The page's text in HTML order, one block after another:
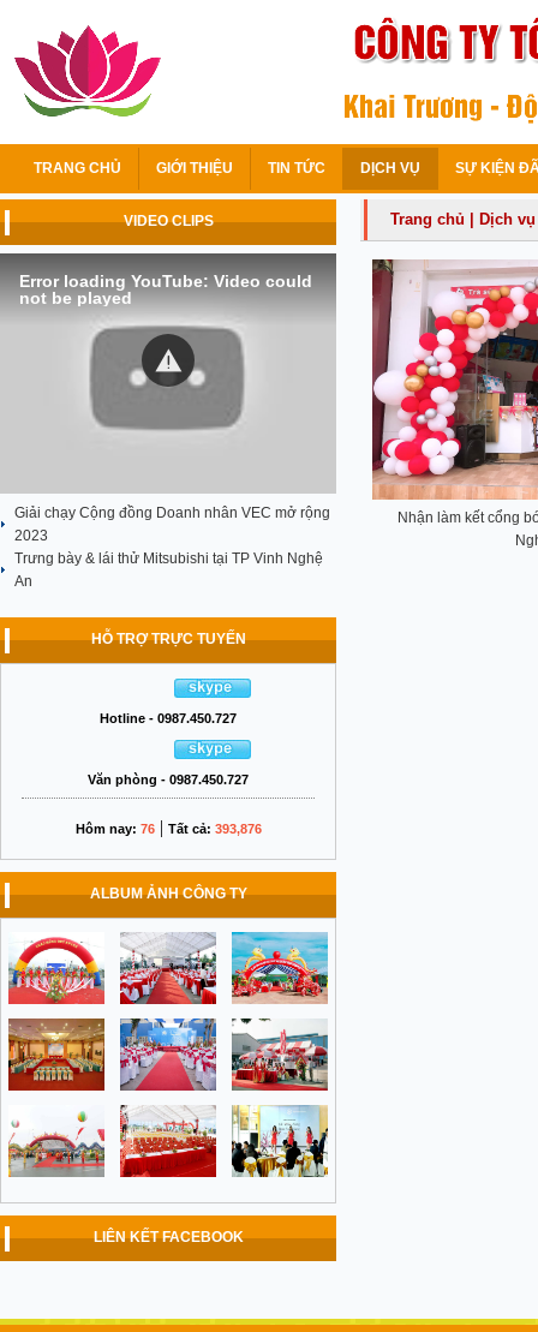
TRANG CHỦ GIỚI THIỆU TIN TỨC DỊCH VỤ SỰ KIỆN
VIDEO CLIPS
Error loading YouTube: Video could
not be played
Giải chạy Cộng đồng Doanh nhân VEC mở rộng
2023
Trưng bày & lái thử Mitsubishi tại TP Vinh Nghệ
An
HỖ TRỢ TRỰC TUYẾN
Hotline - 0987.450.727
Văn phòng - 0987.450.727
Hôm nay: 76| Tất cả: 393,876
ALBUM ẢNH CÔNG TY
LIÊN KẾT FACEBOOK
Trang chủ Dịch vụ
Nhận làm kết cổng